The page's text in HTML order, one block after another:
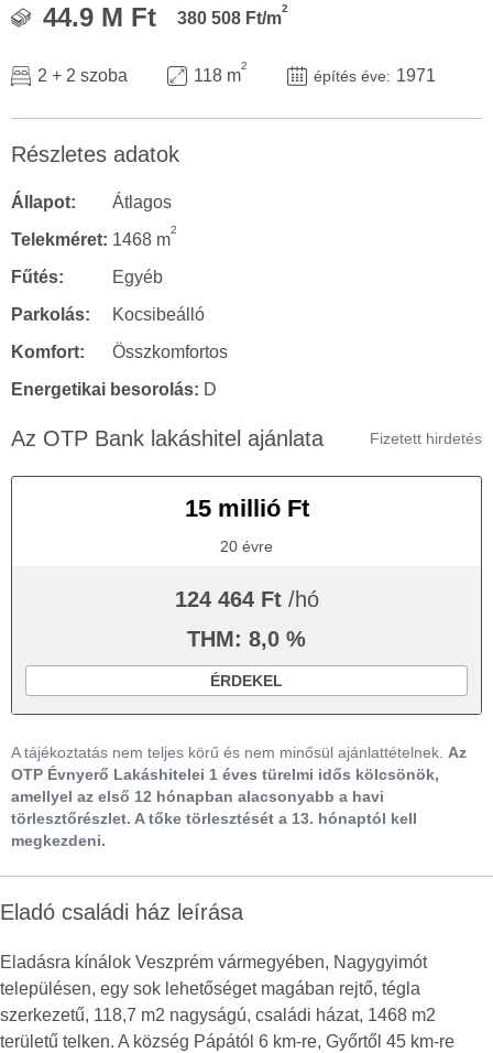
44.9 M Ft 380 508 Ft/m
2
2 + 2 szoba 118 m
2
építés éve: 1971
Részletes adatok
Állapot:
Átlagos
Telekméret: 1468 m
2
Fűtés:
Egyéb
Parkolás:
Kocsibeálló
Komfort:
Összkomfortos
Energetikai besorolás: D
Az OTP Bank lakáshitel ajánlata Fizetett hirdetés
15 millió Ft
20 évre
124 464 Ft /hó
THM: 8,0 %
ÉRDEKEL
A tájékoztatás nem teljes körű és nem minősül ajánlattételnek. Az
OTP Évnyerő Lakáshitelei 1 éves türelmi idős kölcsönök,
amellyel az első 12 hónapban alacsonyabb a havi
törlesztőrészlet. A tőke törlesztését a 13. hónaptól kell
megkezdeni.
Eladó családi ház leírása
Eladásra kínálok Veszprém vármegyében, Nagygyimót
településen, egy sok lehetőséget magában rejtő, tégla
szerkezetű, 118,7 m2 nagyságú, családi házat, 1468 m2
területű telken. A község Pápától 6 km-re, Győrtől 45 km-re